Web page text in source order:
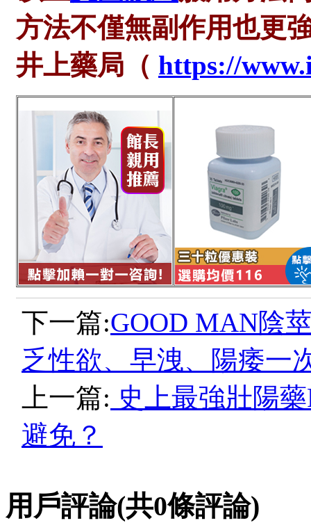
方法不僅無副作用也更
井上藥局（ https://
下一篇:GOOD MAN陰
乏性欲、早洩、陽痿一
上一篇: 史上最強壯陽
避免？
用戶評論(共0條評論)